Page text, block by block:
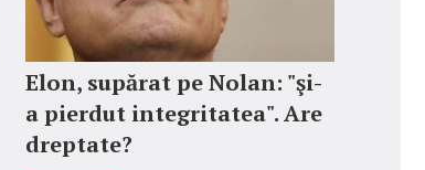
Elon, supărat pe Nolan: "şi-
a pierdut integritatea". Are
dreptate?